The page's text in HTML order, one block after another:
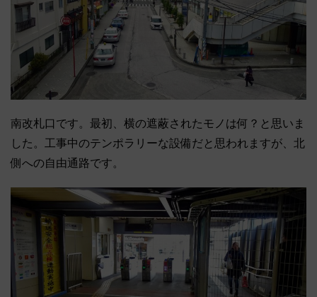
南改札口です。最初、横の遮蔽されたモノは何？と思いま
した。工事中のテンポラリーな設備だと思われますが、北
側への自由通路です。